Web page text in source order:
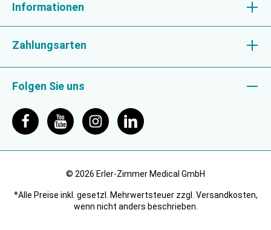
Informationen
Zahlungsarten
Folgen Sie uns
© 2026 Erler-Zimmer Medical GmbH
*Alle Preise inkl. gesetzl. Mehrwertsteuer zzgl. Versandkosten,
wenn nicht anders beschrieben.